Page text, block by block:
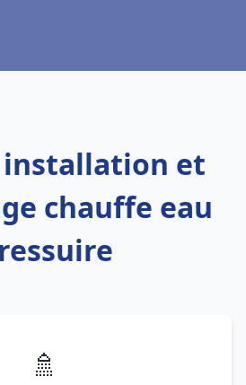
installation et
chauffe eau
🚿